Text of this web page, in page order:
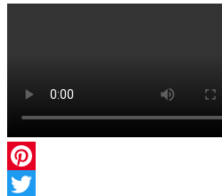
Pinterest